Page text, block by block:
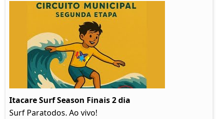
Itacare Surf Season Finais 2 dia
Surf Paratodos. Ao vivo!